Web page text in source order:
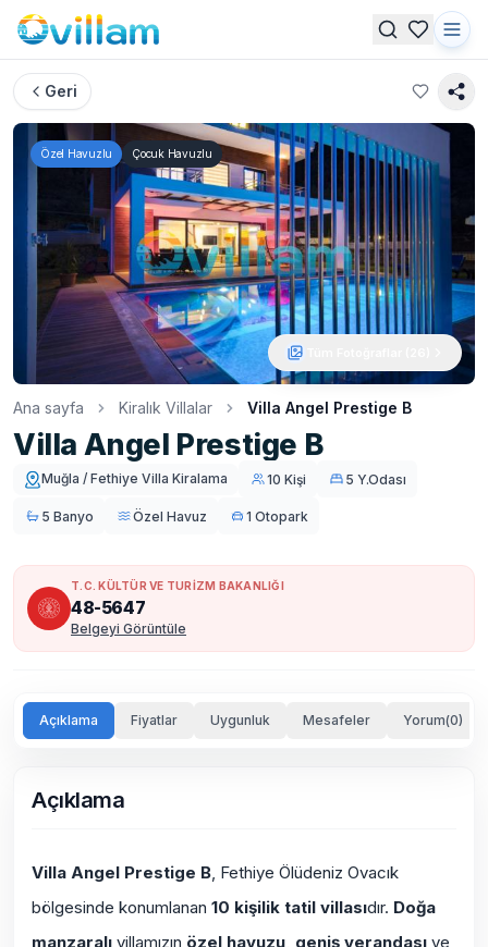
Geri
Özel Havuzlu Çocuk Havuzlu
Ana sayfa Kiralık Villalar Villa Angel Prestige B
Villa Angel Prestige B
Muğla / Fethiye Villa Kiralama 10 Kişi 5 Y.Odası
5 Banyo Özel Havuz 1 Otopark
T.C. KÜLTÜR VE TURİZM BAKANLIĞI
48-5647
Belgeyi Görüntüle
Açıklama Fiyatlar Uygunluk Mesafeler Yorum(0)
Açıklama
Villa Angel Prestige B, Fethiye Ölüdeniz Ovacık
bölgesinde konumlanan 10 kişilik tatil villasıdır. Doğa
manzaralı villamızın özel havuzu, geniş verandası ve